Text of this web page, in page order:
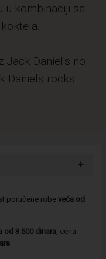
u kombinaciji sa
Jack Daniel's no
Daniels rocks
+
poručene robe veća od
od 3.500 dinara, cena